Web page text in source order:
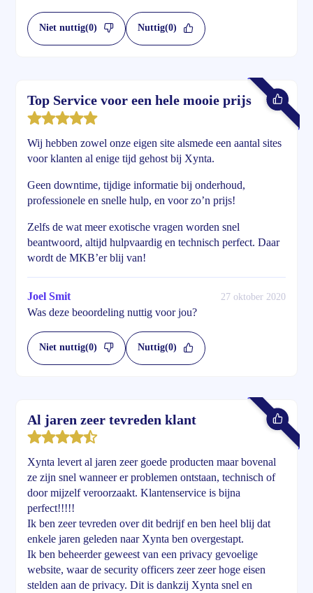
Niet nuttig(0) Nuttig(0)
Top Service voor een hele mooie prijs
Wij hebben zowel onze eigen site alsmede een aantal sites
voor klanten al enige tijd gehost bij Xynta.
Geen downtime, tijdige informatie bij onderhoud,
professionele en snelle hulp, en voor zo’n prijs!
Zelfs de wat meer exotische vragen worden snel
beantwoord, altijd hulpvaardig en technisch perfect. Daar
wordt de MKB’er blij van!
Joel Smit 27 oktober 2020
Was deze beoordeling nuttig voor jou?
Niet nuttig(0) Nuttig(0)
Al jaren zeer tevreden klant
Xynta levert al jaren zeer goede producten maar bovenal
ze zijn snel wanneer er problemen ontstaan, technisch of
door mijzelf veroorzaakt. Klantenservice is bijna
perfect!!!!!
Ik ben zeer tevreden over dit bedrijf en ben heel blij dat
enkele jaren geleden naar Xynta ben overgestapt.
Ik ben beheerder geweest van een privacy gevoelige
website, waar de security officers zeer zeer hoge eisen
stelden aan de privacy. Dit is dankzij Xynta snel en